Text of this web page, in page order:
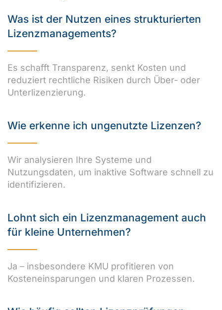
Was ist der Nutzen eines strukturierten
Lizenzmanagements?
Es schafft Transparenz, senkt Kosten und
reduziert rechtliche Risiken durch Über- oder
Unterlizenzierung.
Wie erkenne ich ungenutzte Lizenzen?
Wir analysieren Ihre Systeme und
Nutzungsdaten, um inaktive Software schnell zu
identifizieren.
Lohnt sich ein Lizenzmanagement auch
für kleine Unternehmen?
Ja – insbesondere KMU profitieren von
Kosteneinsparungen und klaren Prozessen.